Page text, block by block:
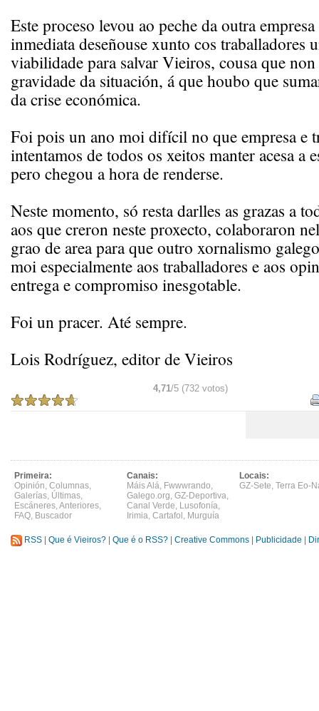
Este proceso levou ao peche da outra
inmediata deseñouse xunto cos traballadores
viabilidade para salvar Vieiros, cousa que
gravidade da situación, á que houbo que
da crise económica.
Foi pois un ano moi difícil no que empresa e
intentamos de todos os xeitos manter acesa a
pero chegou a hora de renderse.
Neste momento, só resta darlles as grazas a
aos que creron neste proxecto, colaboraron
grao de area para que outro xornalismo
moi especialmente aos traballadores e aos
entrega e compromiso inesgotable.
Foi un pracer. Até sempre.
Lois Rodríguez, editor de Vieiros
4,71/5 (732 votos)
Primeira:
Opinión, Columnas,
Galerías, Últimas,
Escáneres,Anteriores,
FAQ, Buscador
Canais:
Máis Alá, Fwwwrando,
Galego.org, GZ-Deportiva,
Canal Verde, Lusofonía,
Irimia, Cartafol , Murguía
Locais:
GZ-Sete, Terra Eo-
RSS Que é Vieiros? Que é o RSS? Creative Commons Publicidade